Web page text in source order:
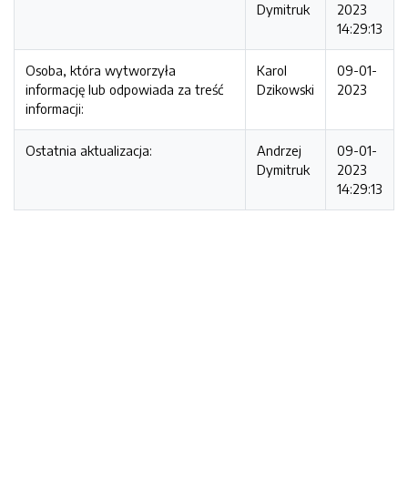
Dymitruk
2023
14:29:13
Osoba, która wytworzyła
informację lub odpowiada za treść
informacji:
Karol
Dzikowski
09-01-
2023
Ostatnia aktualizacja:
Andrzej
Dymitruk
09-01-
2023
14:29:13